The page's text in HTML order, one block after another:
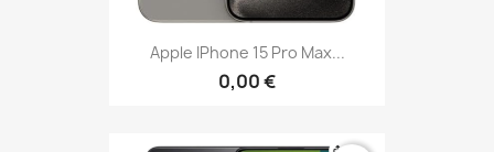
Apple IPhone 15 Pro Max...
0,00 €